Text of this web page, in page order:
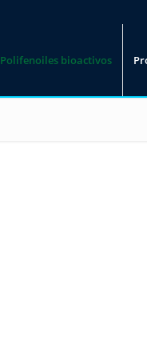
Polifenoiles bioactivos